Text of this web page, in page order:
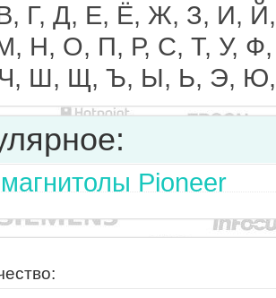
Г, Д, Е, Ё, Ж, З, И, Й,
Н, О, П, Р, С, Т, У, Ф,
Ш, Щ, Ъ, Ы, Ь, Э,
Pioneer